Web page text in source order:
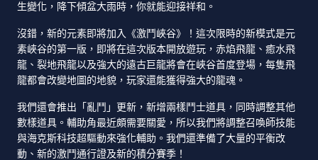
生變化，降下傾盆大雨時，你就能迎接祥和。
沒錯，新的元素即將加入《激鬥峽谷》！這次限時的新模式是元
素峽谷的第一版，即將在這次版本開放遊玩，赤焰飛龍、癒水飛
龍、裂地飛龍以及強大的遠古巨龍將會在峽谷首度登場，每隻飛
龍都會改變地圖的地貌，玩家還能獲得強大的龍魂。
我們還會推出「亂鬥」更新，新增兩樣鬥士道具，同時調整其他
數樣道具。輔助角最近頗需要關愛，所以我們將調整召喚師技能
與海克斯科技超驅動來強化輔助。我們還準備了大量的平衡改
動、新的激鬥通行證及新的積分賽季！